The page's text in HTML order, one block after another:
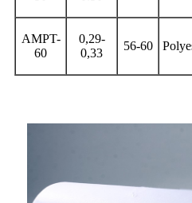
AMPT-
60
0,29-
0,33
56-60